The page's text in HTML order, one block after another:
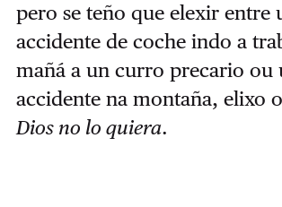
pero se teño que elexir entre
accidente de coche indo a
mañá a un curro precario ou
accidente na montaña, elixo
Dios no lo quiera.